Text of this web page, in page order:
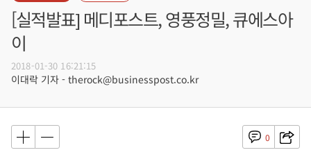
[실적발표] 메디포스트, 영풍정밀, 큐에스아
이
2018-01-30 16:21:15
이대락 기자 - therock@businesspost.co.kr
0